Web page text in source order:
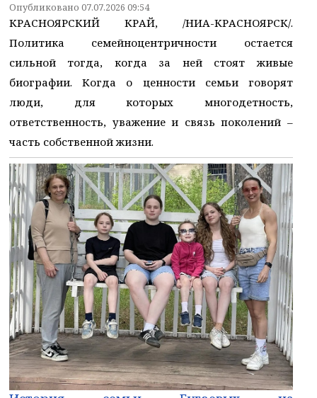
Опубликовано 07.07.2026 09:54
КРАСНОЯРСКИЙ КРАЙ, /НИА-КРАСНОЯРСК/.
Политика семейноцентричности остается
сильной тогда, когда за ней стоят живые
биографии. Когда о ценности семьи говорят
люди, для которых многодетность,
ответственность, уважение и связь поколений –
часть собственной жизни.